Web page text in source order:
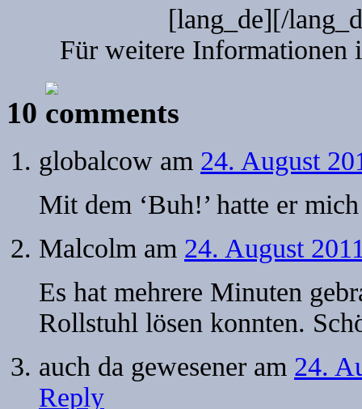
[lang_de][/
Für weitere Informationen
10
globalcow am 24. August
Mit dem ‘Buh!’ hatte er
Malcolm am 24. August
Es hat mehrere Minuten
Rollstuhl lösen konnten.
auch da gewesener am 24.
Reply